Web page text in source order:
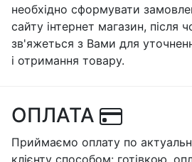
необхідно сформувати
сайту інтернет магазин, після
зв'яжеться з Вами для
і отримання товару.
ОПЛАТА
Приймаємо оплату по
клієнту способом: готівкою,